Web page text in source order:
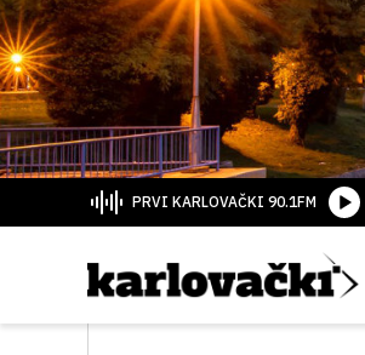
PRVI KARLOVAČKI 90.1FM